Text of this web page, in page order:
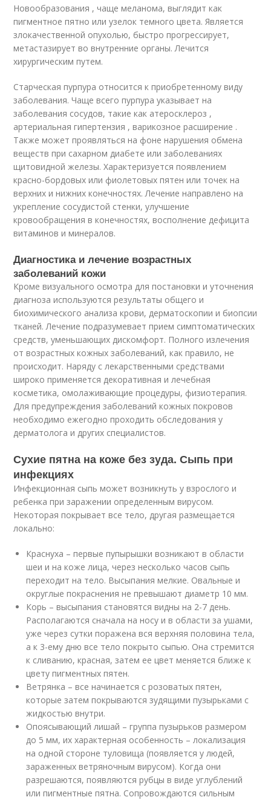
Новообразования , чаще меланома, выглядит как
пигментное пятно или узелок темного цвета. Является
злокачественной опухолью, быстро прогрессирует,
метастазирует во внутренние органы. Лечится
хирургическим путем.
Старческая пурпура относится к приобретенному виду
заболевания. Чаще всего пурпура указывает на
заболевания сосудов, такие как атеросклероз ,
артериальная гипертензия , варикозное расширение .
Также может проявляться на фоне нарушения обмена
веществ при сахарном диабете или заболеваниях
щитовидной железы. Характеризуется появлением
красно-бордовых или фиолетовых пятен или точек на
верхних и нижних конечностях. Лечение направлено на
укрепление сосудистой стенки, улучшение
кровообращения в конечностях, восполнение дефицита
витаминов и минералов.
Диагностика и лечение возрастных
заболеваний кожи
Кроме визуального осмотра для постановки и уточнения
диагноза используются результаты общего и
биохимического анализа крови, дерматоскопии и биопсии
тканей. Лечение подразумевает прием симптоматических
средств, уменьшающих дискомфорт. Полного излечения
от возрастных кожных заболеваний, как правило, не
происходит. Наряду с лекарственными средствами
широко применяется декоративная и лечебная
косметика, омолаживающие процедуры, физиотерапия.
Для предупреждения заболеваний кожных покровов
необходимо ежегодно проходить обследования у
дерматолога и других специалистов.
Сухие пятна на коже без зуда. Сыпь при
инфекциях
Инфекционная сыпь может возникнуть у взрослого и
ребенка при заражении определенным вирусом.
Некоторая покрывает все тело, другая размещается
локально:
Краснуха – первые пупырышки возникают в области
шеи и на коже лица, через несколько часов сыпь
переходит на тело. Высыпания мелкие. Овальные и
округлые покраснения не превышают диаметр 10 мм.
Корь – высыпания становятся видны на 2-7 день.
Располагаются сначала на носу и в области за ушами,
уже через сутки поражена вся верхняя половина тела,
а к 3-ему дню все тело покрыто сыпью. Она стремится
к сливанию, красная, затем ее цвет меняется ближе к
цвету пигментных пятен.
Ветрянка – все начинается с розоватых пятен,
которые затем покрываются зудящими пузырьками с
жидкостью внутри.
Опоясывающий лишай – группа пузырьков размером
до 5 мм, их характерная особенность – локализация
на одной стороне туловища (появляется у людей,
зараженных ветряночным вирусом). Когда они
разрешаются, появляются рубцы в виде углублений
или пигментные пятна. Сопровождаются сильным